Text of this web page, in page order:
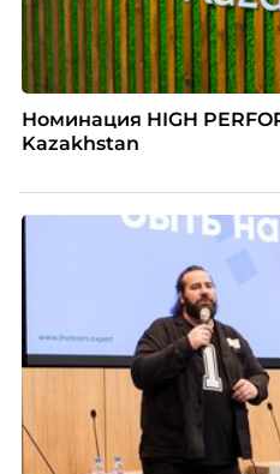
Номинация HIGH
Kazakhstan